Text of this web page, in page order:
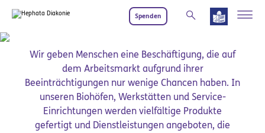
Spenden
Wir geben Menschen eine Beschäftigung, die auf
dem Arbeitsmarkt aufgrund ihrer
Beeinträchtigungen nur wenige Chancen haben. In
unseren Biohöfen, Werkstätten und Service-
Einrichtungen werden vielfältige Produkte
gefertigt und Dienstleistungen angeboten, die